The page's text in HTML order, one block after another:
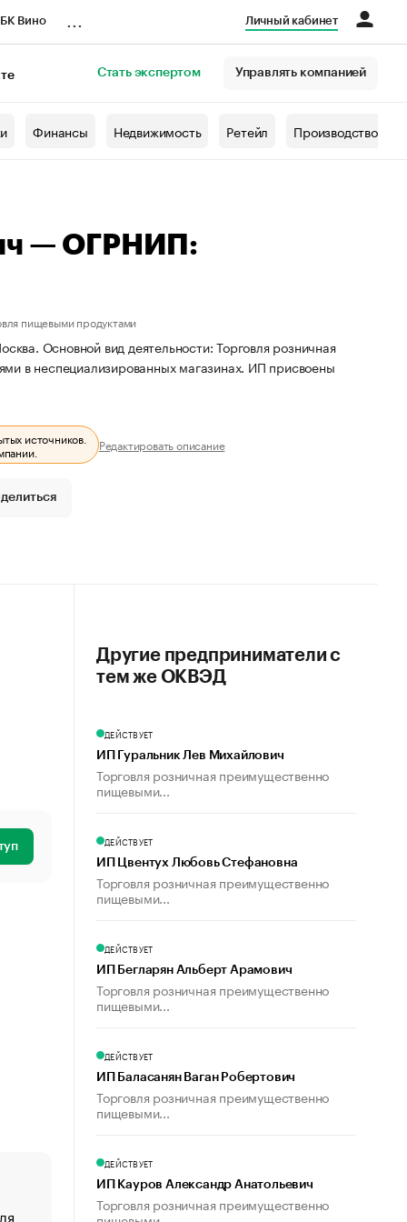
Вино Личный кабинет
Стать экспертом Управлять компанией
Финансы Недвижимость Ретейл Производство
— ОГРНИП:
пищевыми продуктами
Основной вид деятельности: Торговля розничная
в неспециализированных магазинах. ИП присвоены
источников.
Редактировать описание
«От спорта тело стареет иначе». Как живет глава
Другие предприниматели с
тем же ОКВЭД
ДЕЙСТВУЕТ
ИП Гуральник Лев Михайлович
Торговля розничная преимущественно
пищевыми...
ДЕЙСТВУЕТ
ИП Цвентух Любовь Стефановна
Торговля розничная преимущественно
пищевыми...
ДЕЙСТВУЕТ
ИП Бегларян Альберт Арамович
Торговля розничная преимущественно
пищевыми...
ДЕЙСТВУЕТ
ИП Баласанян Ваган Робертович
Торговля розничная преимущественно
пищевыми...
ДЕЙСТВУЕТ
ИП Кауров Александр Анатольевич
Торговля розничная преимущественно